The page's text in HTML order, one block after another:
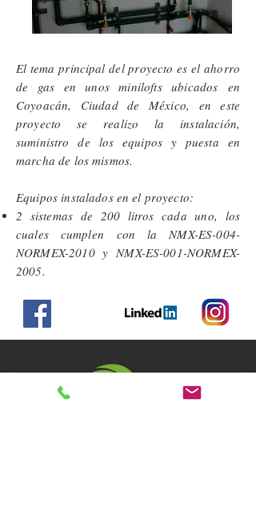
El tema principal del proyecto es el ahorro
de gas en unos minilofts ubicados en
Coyoacán, Ciudad de México, en este
proyecto se realizo la instalación,
suministro de los equipos y puesta en
marcha de los mismos.
Equipos instalados en el proyecto:
2 sistemas de 200 litros cada uno, los
cuales cumplen con la NMX-ES-004-
NORMEX-2010 y NMX-ES-001-NORMEX-
2005.